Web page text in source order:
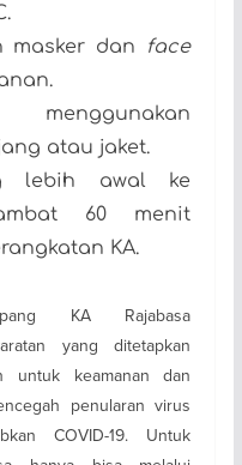
masker dan face
menggunakan
atau jaket.
lebih awal ke
60 menit
KA.
KA Rajabasa
yang ditetapkan
untuk keamanan dan
penularan virus
COVID-19. Untuk